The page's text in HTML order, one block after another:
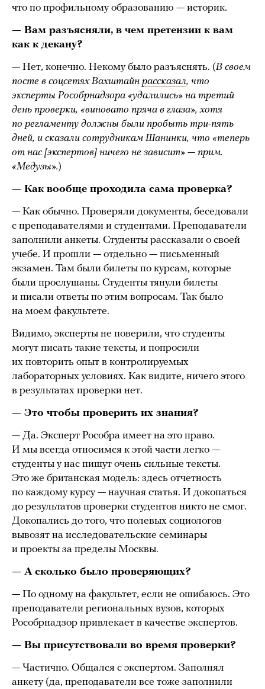
что по профильному образованию — историк.
— Вам разъясняли, в чем претензии к вам
как к декану?
— Нет, конечно. Некому было разъяснять. (В своем
посте в соцсетях Вахштайн рассказал, что
эксперты Рособрнадзора «удалились» на третий
день проверки, «виновато пряча в глаза», хотя
по регламенту должны были пробыть три-пять
дней, и сказали сотрудникам Шанинки, что «теперь
от нас [экспертов] ничего не зависит» — прим.
«Медузы».)
— Как вообще проходила сама проверка?
— Как обычно. Проверяли документы, беседовали
с преподавателями и студентами. Преподаватели
заполнили анкеты. Студенты рассказали о своей
учебе. И прошли — отдельно — письменный
экзамен. Там были билеты по курсам, которые
были прослушаны. Студенты тянули билеты
и писали ответы по этим вопросам. Так было
на моем факультете.
Видимо, эксперты не поверили, что студенты
могут писать такие тексты, и попросили
их повторить опыт в контролируемых
лабораторных условиях. Как видите, ничего этого
в результатах проверки нет.
— Это чтобы проверить их знания?
— Да. Эксперт Рособра имеет на это право.
И мы всегда относимся к этой части легко —
студенты у нас пишут очень сильные тексты.
Это же британская модель: здесь отчетность
по каждому курсу — научная статья. И докопаться
до результатов проверки студентов никто не смог.
Докопались до того, что полевых социологов
вывозят на исследовательские семинары
и проекты за пределы Москвы.
— А сколько было проверяющих?
— По одному на факультет, если не ошибаюсь. Это
преподаватели региональных вузов, которых
Рособрнадзор привлекает в качестве экспертов.
— Вы присутствовали во время проверки?
— Частично. Общался с экспертом. Заполнял
анкету (да, преподаватели все тоже заполнили